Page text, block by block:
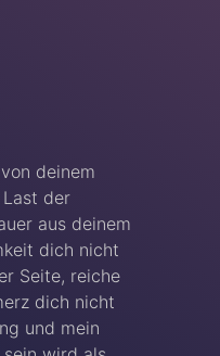
deinem
der
aus deinem
dich nicht
Seite, reiche
dich nicht
und mein